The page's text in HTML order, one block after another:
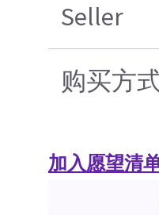
Seller
购买方
加入愿望清